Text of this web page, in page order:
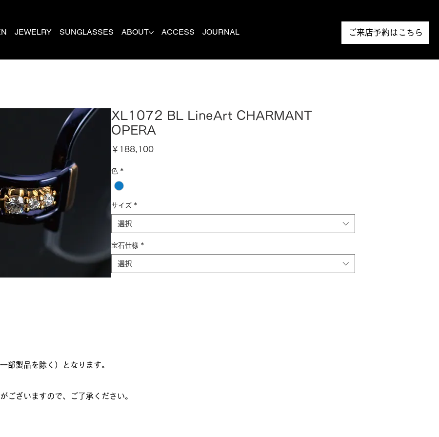
JEWELRY SUNGLASSES ABOUT ACCESS JOURNAL ご来店予約はこちら
XL1072 BL LineArt CHARMANT
OPERA
￥188,100価
色 *
サイズ *
選択
宝石仕様 *
選択
部製品を除く）となります。
ございますので、ご了承ください。